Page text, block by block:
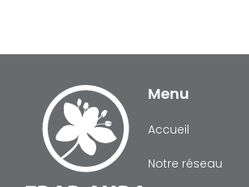
Menu
Accueil
Notre réseau